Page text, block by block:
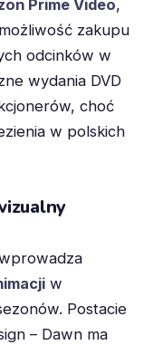
Prime Video,
zakupu
odcinków w
wydania DVD
choć
w polskich
w
Postacie
– Dawn ma